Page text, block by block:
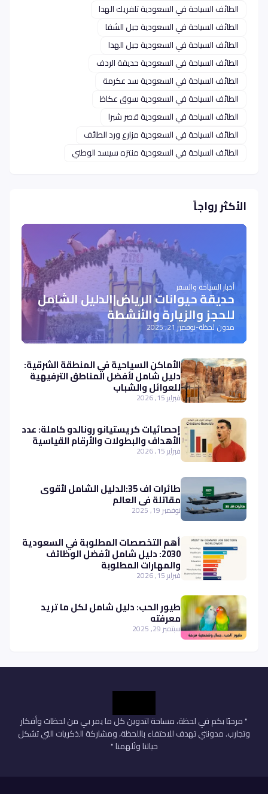
الطائف السياحة في السعودية تلفريك الهدا
الطائف السياحة في السعودية جبل الشفا
الطائف السياحة في السعودية جبل الهدا
الطائف السياحة في السعودية حديقة الردف
الطائف السياحة في السعودية سد عكرمة
الطائف السياحة في السعودية سوق عكاظ
الطائف السياحة في السعودية قصر شبرا
الطائف السياحة في السعودية مزارع ورد الطائف
الطائف السياحة في السعودية منتزه سيسد الوطني
الأكثر رواجاً
أخبار السياحة والسفر
حديقة حيوانات الرياض|الدليل الشامل
للحجز والزيارة والأنشطة
مدون لحظة-نوفمبر 21, 2025
الأماكن السياحية في المنطقة الشرقية:
دليل شامل لأفضل المناطق الترفيهية
للعوائل والشباب
فبراير 15, 2026
إحصائيات كريستيانو رونالدو كاملة: عدد
الأهداف والبطولات والأرقام القياسية
فبراير 15, 2026
طائرات اف 35:الدليل الشامل لأقوى
مقاتلة في العالم
نوفمبر 19, 2025
أهم التخصصات المطلوبة في السعودية
2030: دليل شامل لأفضل الوظائف
والمهارات المطلوبة
فبراير 15, 2026
طيور الحب: دليل شامل لكل ما تريد
معرفته
سبتمبر 29, 2025
" مرحبًا بكم في لحظة، مساحة لتدوين كل ما يمر بي من لحظات وأفكار
وتجارب. مدونتي تهدف للاحتفاء باللحظة، ومشاركة الذكريات التي تشكل
حياتنا وتُلهمنا "